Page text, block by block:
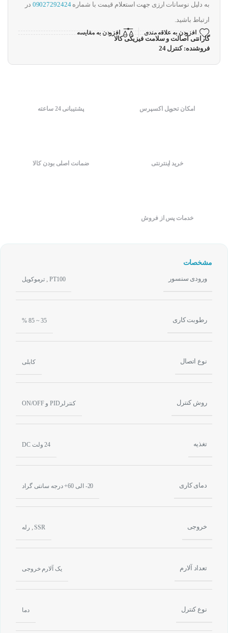
به دلیل نوسانات ارزی جهت استعلام قیمت با شماره09027292424 در
ارتباط باشید.
افزودن به علاقه مندی افزودن به مقایسه
گارانتی اصالت و سلامت فیزیکی کالا
فروشنده: کنترل 24
امکان تحویل اکسپرس پشتیبانی 24 ساعته
خرید اینترنتی ضمانت اصلی بودن کالا
خدمات پس از فروش
مشخصات
ورودی سنسور PT100 ترموکوپل
رطوبت کاری 35 ~ 85 %
نوع اتصال کابلی
روش کنترل کنترلرPID و ON/OFF
تغذیه 24 ولت DC
دمای کاری 20- الی 60+ درجه سانتی گراد
خروجی SSR رله
تعداد آلارم یک آلارم خروجی
نوع کنترل دما